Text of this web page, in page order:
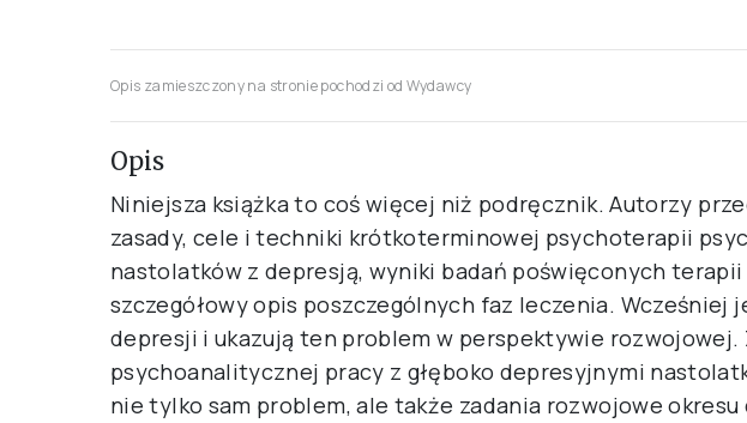
Opis zamieszczony na stronie pochodzi od Wydawcy
Opis
Niniejsza książka to coś więcej niż podręcznik. Autorzy
zasady, cele i techniki krótkoterminowej psychoterapii
nastolatków z depresją, wyniki badań poświęconych
szczegółowy opis poszczególnych faz leczenia. Wcześniej
depresji i ukazują ten problem w perspektywie rozwojowej.
psychoanalitycznej pracy z głęboko depresyjnymi
nie tylko sam problem, ale także zadania rozwojowe